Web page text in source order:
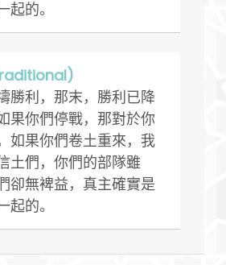
起的。
勝利，那末，勝利已降
果你們停戰，那對於你
如果你們卷土重來，我
土們，你們的部隊雖
卻無裨益，真主確實是
起的。